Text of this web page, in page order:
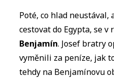
Poté, co hlad
cestovat do Egypta, se v
Benjamín. Josef bratry
vyměnili za peníze, jak
tehdy na Benjamínovu